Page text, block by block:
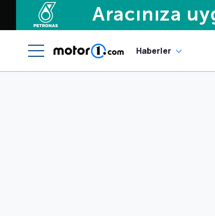
Haberler